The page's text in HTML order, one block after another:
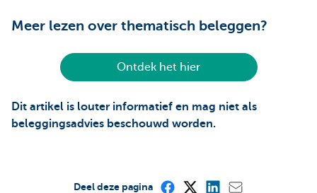
Meer lezen over thematisch beleggen?
Ontdek het hier
Dit artikel is louter informatief en mag niet als
beleggingsadvies beschouwd worden.
Deel deze pagina